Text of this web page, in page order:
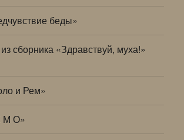
беды»
сборника «Здравствуй, муха!»
и Рем»
М О»